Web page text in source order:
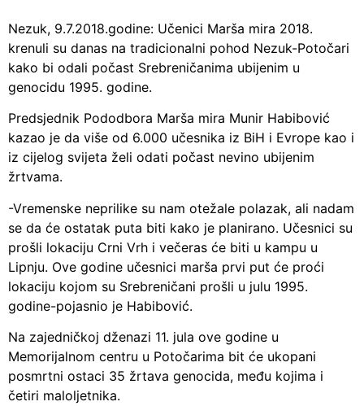
Nezuk, 9.7.2018.godine: Učenici Marša mira 2018.
krenuli su danas na tradicionalni pohod Nezuk-Potočari
kako bi odali počast Srebreničanima ubijenim u
genocidu 1995. godine.
Predsjednik Pododbora Marša mira Munir Habibović
kazao je da više od 6.000 učesnika iz BiH i Evrope kao i
iz cijelog svijeta želi odati počast nevino ubijenim
žrtvama.
-Vremenske neprilike su nam otežale polazak, ali nadam
se da će ostatak puta biti kako je planirano. Učesnici su
prošli lokaciju Crni Vrh i večeras će biti u kampu u
Lipnju. Ove godine učesnici marša prvi put će proći
lokaciju kojom su Srebreničani prošli u julu 1995.
godine-pojasnio je Habibović.
Na zajedničkoj dženazi 11. jula ove godine u
Memorijalnom centru u Potočarima bit će ukopani
posmrtni ostaci 35 žrtava genocida, među kojima i
četiri maloljetnika.